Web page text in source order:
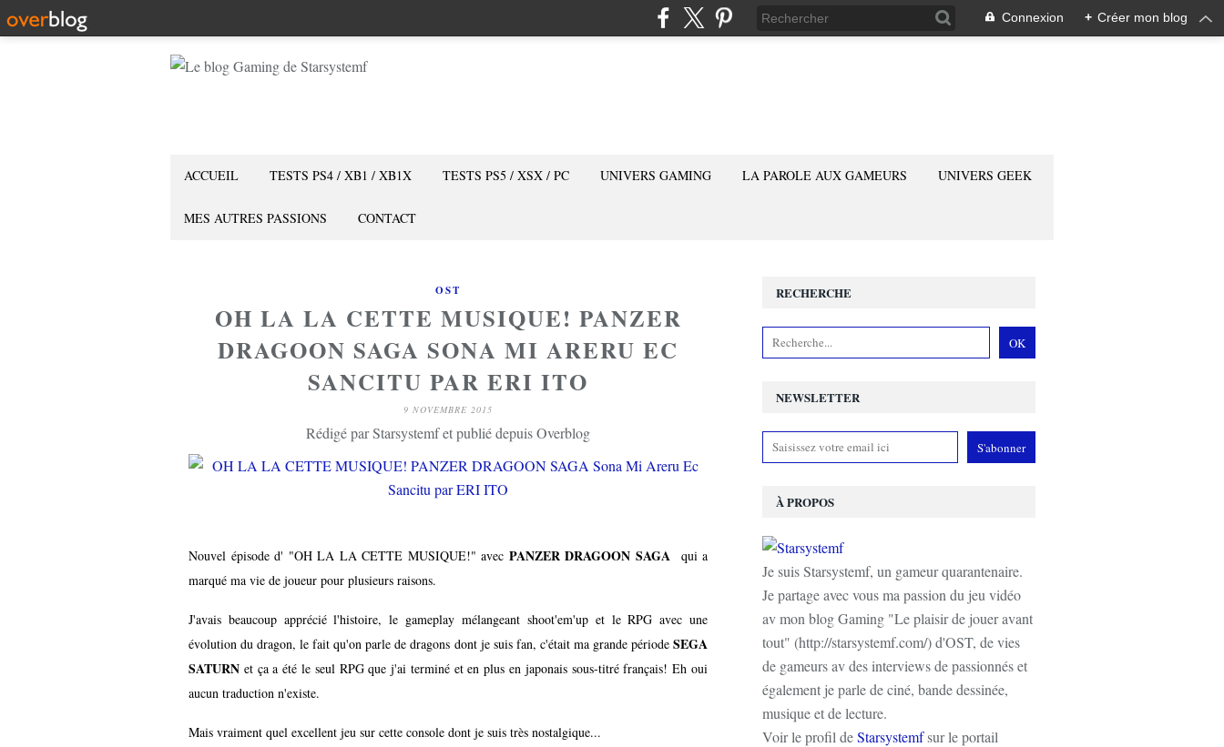
Connexion + Créer mon blog
ACCUEIL TESTS PS4 / XB1 / XB1X TESTS PS5 / XSX / PC UNIVERS GAMING LA PAROLE AUX GAMEURS UNIVERS GEEK
MES AUTRES PASSIONS CONTACT
OST
OH LA LA CETTE MUSIQUE! PANZER
DRAGOON SAGA SONA MI ARERU EC
SANCITU PAR ERI ITO
9 NOVEMBRE 2015
Rédigé par Starsystemf et publié depuis Overblog
Nouvel épisode d' "OH LA LA CETTE MUSIQUE!" avec PANZER DRAGOON SAGAqui a
marqué ma vie de joueur pour plusieurs raisons.
J'avais beaucoup apprécié l'histoire, le gameplay mélangeant shoot'em'up et le RPG avec une
évolution du dragon, le fait qu'on parle de dragons dont je suis fan, c'était ma grande période SEGA
SATURN et ça a été le seul RPG que j'ai terminé et en plus en japonais sous-titré français! Eh oui
aucun traduction n'existe.
Mais vraiment quel excellent jeu sur cette console dont je suis très nostalgique...
NEWSLETTER
RECHERCHE
À PROPOS
Je suis Starsystemf, un gameur quarantenaire.
Je partage avec vous ma passion du jeu vidéo
av mon blog Gaming "Le plaisir de jouer avant
tout" (http://starsystemf.com/) d'OST, de vies
de gameurs av des interviews de passionnés et
également je parle de ciné, bande dessinée,
musique et de lecture.
Voir le profil deStarsystemfsur le portail